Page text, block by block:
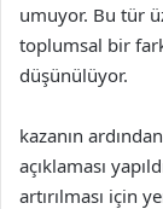
umuyor. Bu tür
toplumsal bir
düşünülüyor.
kazanın
açıklaması
artırılması için